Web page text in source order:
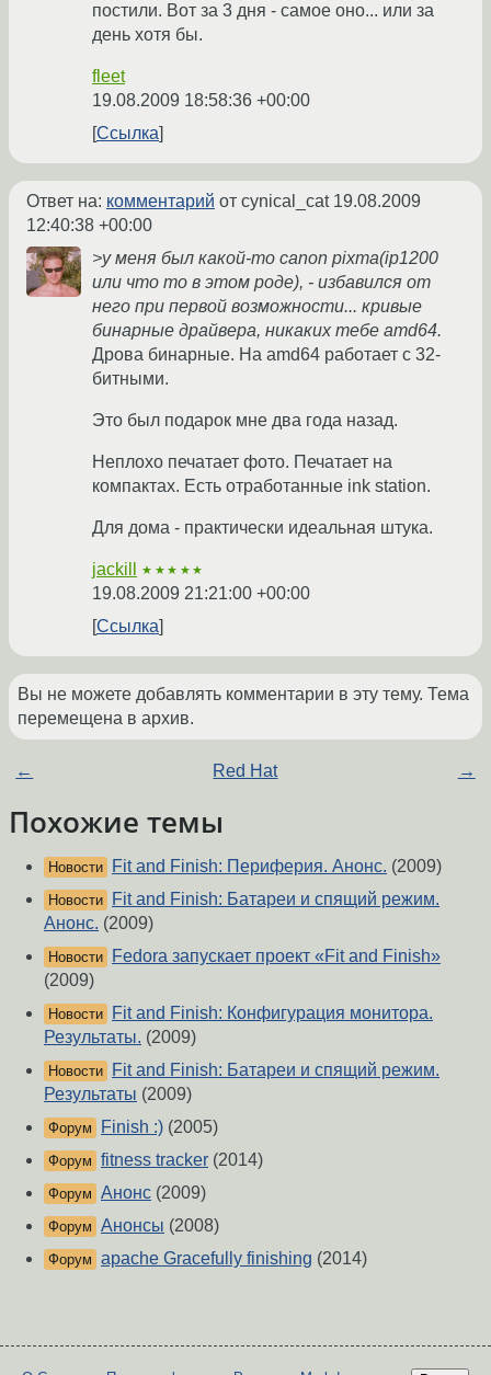
постили. Вот за 3 дня - самое оно... или за
день хотя бы.
fleet
19.08.2009 18:58:36 +00:00
Ссылка
Ответ на: комментарий от cynical_cat 19.08.2009
12:40:38 +00:00
>у меня был какой-то canon pixma(ip1200
или что то в этом роде), - избавился от
него при первой возможности... кривые
бинарные драйвера, никаких тебе amd64.
Дрова бинарные. На amd64 работает с 32-
битными.
Это был подарок мне два года назад.
Неплохо печатает фото. Печатает на
компактах. Есть отработанные ink station.
Для дома - практически идеальная штука.
jackill ★★★★★
19.08.2009 21:21:00 +00:00
Ссылка
Вы не можете добавлять комментарии в эту тему. Тема
перемещена в архив.
← Red Hat →
Похожие темы
Новости Fit and Finish: Периферия. Анонс. (2009)
Новости
Fit and Finish: Батареи и спящий режим.
Анонс. (2009)
Новости
Fedora запускает проект «Fit and Finish»
(2009)
Новости
Fit and Finish: Конфигурация монитора.
Результаты. (2009)
Новости
Fit and Finish: Батареи и спящий режим.
Результаты (2009)
Форум Finish :) (2005)
Форум fitness tracker (2014)
Форум Анонс (2009)
Форум Анонсы (2008)
Форум apache Gracefully finishing (2014)